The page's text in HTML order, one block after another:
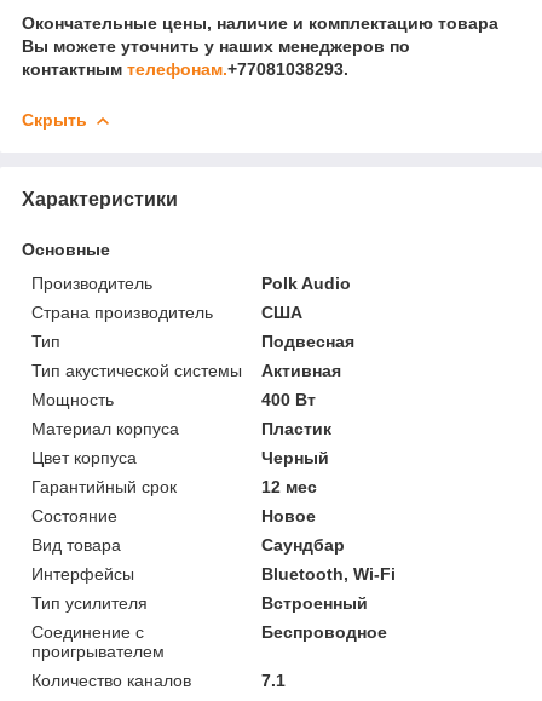
Окончательные цены, наличие и комплектацию товара
Вы можете уточнить у наших менеджеров по
контактным телефонам.+77081038293.
Скрыть
Характеристики
Основные
Производитель
Polk Audio
Страна производитель
США
Тип
Подвесная
Тип акустической системы
Активная
Мощность
400 Вт
Материал корпуса
Пластик
Цвет корпуса
Черный
Гарантийный срок
12 мес
Состояние
Новое
Вид товара
Саундбар
Интерфейсы
Bluetooth, Wi-Fi
Тип усилителя
Встроенный
Соединение с
проигрывателем
Беспроводное
Количество каналов 7.1